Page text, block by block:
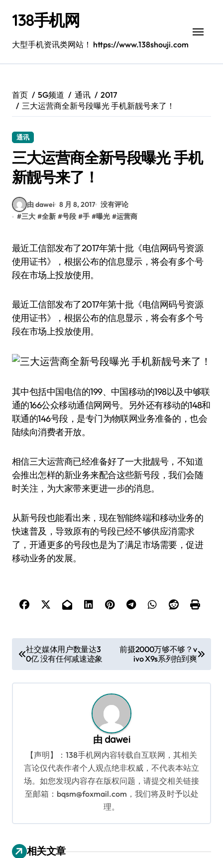
138手机网
大型手机资讯类网站！ https://www.138shouji.com
首页 5G频道 通讯
2017
三大运营商全新号段曝光 手机新靓号来了！
通讯
三大运营商全新号段曝光 手机
新靓号来了！
由 dawei 8 月 8, 2017 没有评论
#三大 #全新 #号段 #手 #曝光 #运营商
最近工信部发布了2017年第十批《电信网码号资源
使用证书》，根据公布的信息显示，将会有多个号
段在市场上投放使用。
最近工信部发布了2017年第十批《电信网码号资源
使用证书》，根据公布的信息显示，将会有多个号
段在市场上投放使用。
其中包括中国电信的199、中国移动的198以及中够联
通的166公众移动通信网网号。另外还有移动的148和
联通的146号段，是专门为物联网业务准备的，也会
陆续向消费者开放。
相信三大运营商已经准备好了一大批靓号，不知道
会推出怎样的新业务来配合这些新号段，我们会随
时关注，为大家带来更进一步的消息。
从新号段也能看出来，现在智能终端和移动业务的
快速普及，导致原有的号段已经不够供应消需求
了，开通更多的号段也是为了满足市场需要，促进
移动业务的发展。
章
导
社交媒体用户数量达3
0亿 没有任何减速迹象
前摄2000万够不够？v
ivo X9s系列拍到爽
由 dawei
【声明】：138手机网内容转载自互联网，其相关
言论仅代表作者个人观点绝非权威，不代表本站立
场。如您发现内容存在版权问题，请提交相关链接
至邮箱：bqsm@foxmail.com，我们将及时予以处
理。
相关文章